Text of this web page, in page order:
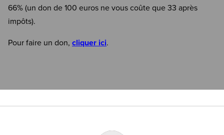
66% (un don de 100 euros ne vous coûte que 33 après
impôts).
Pour faire un don, cliquer ici.